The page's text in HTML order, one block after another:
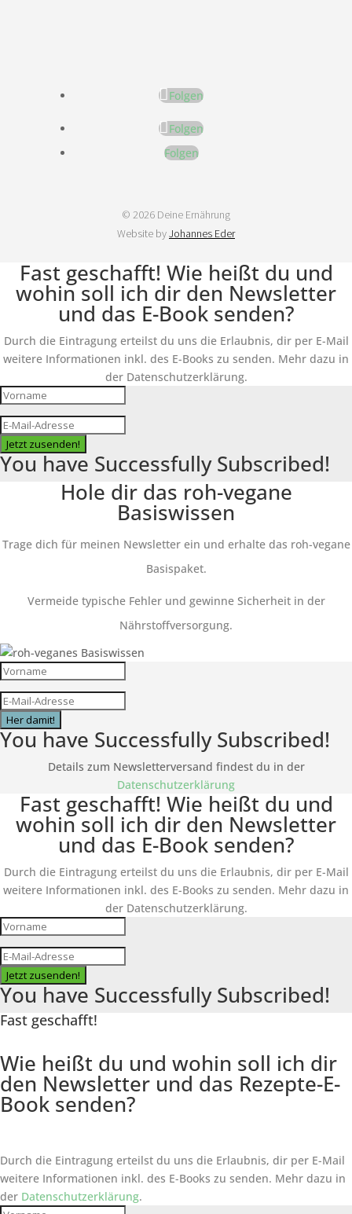
Folgen
Folgen
Folgen
© 2026 Deine Ernährung
Website byJohannes Eder
Fast geschafft! Wie heißt du und
wohin soll ich dir den Newsletter
und das E-Book senden?
Durch die Eintragung erteilst du uns die Erlaubnis, dir per E-Mail
weitere Informationen inkl. des E-Books zu senden. Mehr dazu in
der Datenschutzerklärung.
Jetzt zusenden!
You have Successfully Subscribed!
Hole dir das roh-vegane
Basiswissen
Trage dich für meinen Newsletter ein und erhalte das roh-vegane
Basispaket.
Vermeide typische Fehler und gewinne Sicherheit in der
Nährstoffversorgung.
Her damit!
You have Successfully Subscribed!
Details zum Newsletterversand findest du in der
Datenschutzerklärung
Fast geschafft! Wie heißt du und
wohin soll ich dir den Newsletter
und das E-Book senden?
Durch die Eintragung erteilst du uns die Erlaubnis, dir per E-Mail
weitere Informationen inkl. des E-Books zu senden. Mehr dazu in
der Datenschutzerklärung.
Jetzt zusenden!
You have Successfully Subscribed!
Fast geschafft!
Wie heißt du und wohin soll ich dir
den Newsletter und das Rezepte-E-
Book senden?
Durch die Eintragung erteilst du uns die Erlaubnis, dir per E-Mail
weitere Informationen inkl. des E-Books zu senden. Mehr dazu in
der Datenschutzerklärung.